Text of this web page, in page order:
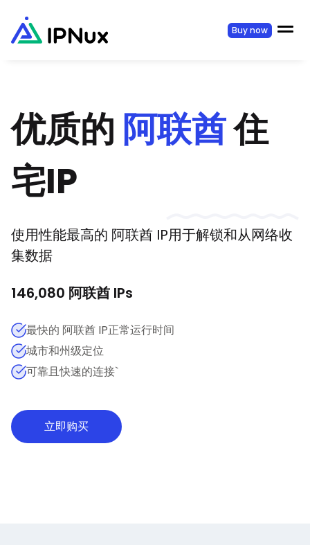
Buy now
优质的 阿联酋住
宅IP
使用性能最高的 阿联酋 IP用于解锁和从网络收
集数据
146,080 阿联酋 IPs
最快的 阿联酋 IP正常运行时间
城市和州级定位
可靠且快速的连接`
立即购买